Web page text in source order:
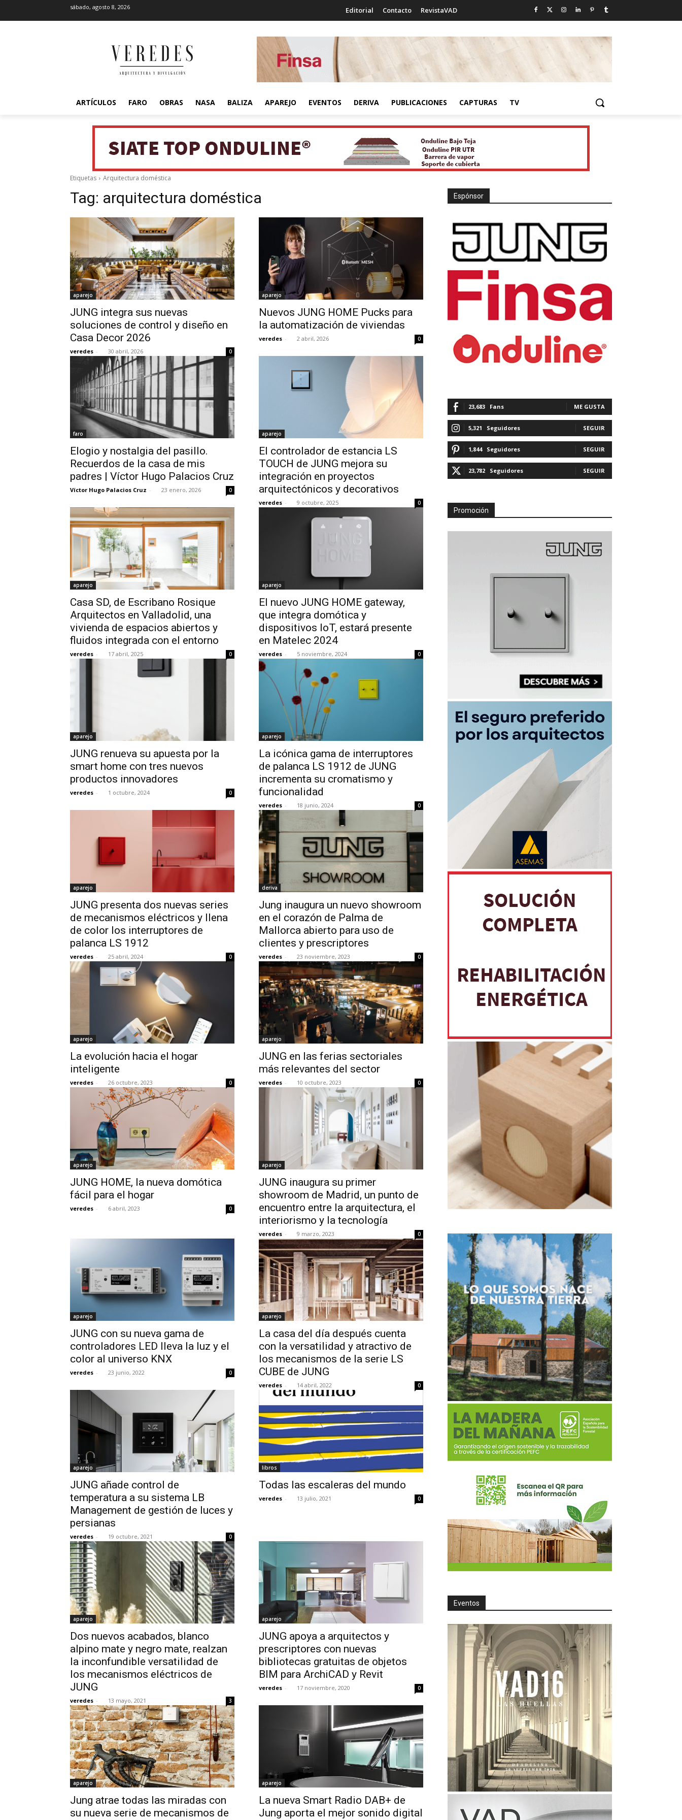
sábado, agosto 8, 2026 Editorial Contacto RevistaVAD
ARTÍCULOS FARO OBRAS NASA BALIZA APAREJO EVENTOS DERIVA PUBLICACIONES CAPTURAS TV
Etiquetas Arquitectura doméstica
Tag: arquitectura doméstica
aparejo
JUNG integra sus nuevas
soluciones de control y diseño en
Casa Decor 2026
veredes - 30 abril, 2026 0
aparejo
Nuevos JUNG HOME Pucks para
la automatización de viviendas
veredes - 2 abril, 2026 0
faro
Elogio y nostalgia del pasillo.
Recuerdos de la casa de mis
padres | Víctor Hugo Palacios Cruz
Víctor Hugo Palacios Cruz - 23 enero, 2026 0
aparejo
El controlador de estancia LS
TOUCH de JUNG mejora su
integración en proyectos
arquitectónicos y decorativos
veredes - 9 octubre, 2025 0
aparejo
Casa SD, de Escribano Rosique
Arquitectos en Valladolid, una
vivienda de espacios abiertos y
fluidos integrada con el entorno
veredes - 17 abril, 2025 0
aparejo
El nuevo JUNG HOME gateway,
que integra domótica y
dispositivos IoT, estará presente
en Matelec 2024
veredes - 5 noviembre, 2024 0
aparejo
JUNG renueva su apuesta por la
smart home con tres nuevos
productos innovadores
veredes - 1 octubre, 2024 0
aparejo
La icónica gama de interruptores
de palanca LS 1912 de JUNG
incrementa su cromatismo y
funcionalidad
veredes - 18 junio, 2024 0
aparejo
­JUNG presenta dos nuevas series
de mecanismos eléctricos y llena
de color los interruptores de
palanca LS 1912
veredes - 25 abril, 2024 0
deriva
Jung inaugura un nuevo showroom
en el corazón de Palma de
Mallorca abierto para uso de
clientes y prescriptores
veredes - 23 noviembre, 2023 0
aparejo
La evolución hacia el hogar
inteligente
veredes - 26 octubre, 2023 0
aparejo
JUNG en las ferias sectoriales
más relevantes del sector
veredes - 10 octubre, 2023 0
aparejo
JUNG HOME, la nueva domótica
fácil para el hogar
veredes - 6 abril, 2023 0
aparejo
JUNG inaugura su primer
showroom de Madrid, un punto de
encuentro entre la arquitectura, el
interiorismo y la tecnología
veredes - 9 marzo, 2023 0
aparejo
JUNG con su nueva gama de
controladores LED lleva la luz y el
color al universo KNX
veredes - 23 junio, 2022 0
aparejo
La casa del día después cuenta
con la versatilidad y atractivo de
los mecanismos de la serie LS
CUBE de JUNG
veredes - 14 abril, 2022 0
aparejo
JUNG añade control de
temperatura a su sistema LB
Management de gestión de luces y
persianas
veredes - 19 octubre, 2021 0
libros
Todas las escaleras del mundo
veredes - 13 julio, 2021 0
aparejo
Dos nuevos acabados, blanco
alpino mate y negro mate, realzan
la inconfundible versatilidad de
los mecanismos eléctricos de
JUNG
veredes - 13 mayo, 2021 3
aparejo
JUNG apoya a arquitectos y
prescriptores con nuevas
bibliotecas gratuitas de objetos
BIM para ArchiCAD y Revit
veredes - 17 noviembre, 2020 0
aparejo
Jung atrae todas las miradas con
su nueva serie de mecanismos de
aparejo
La nueva Smart Radio DAB+ de
Jung aporta el mejor sonido digital
Espónsor
23,683 Fans ME GUSTA
5,321 Seguidores SEGUIR
1,844 Seguidores SEGUIR
23,782 Seguidores SEGUIR
Promoción
Eventos